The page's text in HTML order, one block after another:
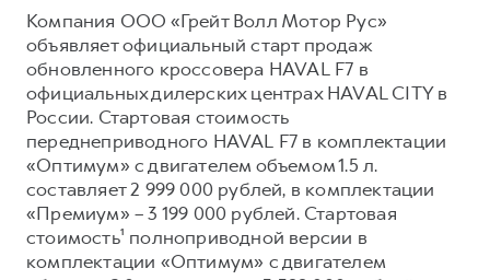
от 2 899 000 ₽
F7X
от 3 599 000 ₽
Кредитный калькулятор
Страхование
Кредит
КОРПОРАТИВНЫМ КЛИЕНТАМ
Для малого бизнеса
Корпоративным клиентам
Регламенты технического обслуживания
Электронный ПТС
ПОДДЕРЖКА
GWM Безопасность
Гарантия HAVAL
Мобильное приложение GWM
Программа «HAVAL Защита+»
Компания ООО «Грейт Волл Мотор Рус»
объявляет официальный старт продаж
обновленного кроссовера HAVAL F7 в
официальных дилерских центрах HAVAL CITY в
России. Стартовая стоимость
переднеприводного HAVAL F7 в комплектации
«Оптимум» с двигателем объемом 1.5 л.
составляет 2 999 000 рублей, в комплектации
«Премиум» – 3 199 000 рублей. Стартовая
стоимость¹ полноприводной версии в
комплектации «Оптимум» с двигателем